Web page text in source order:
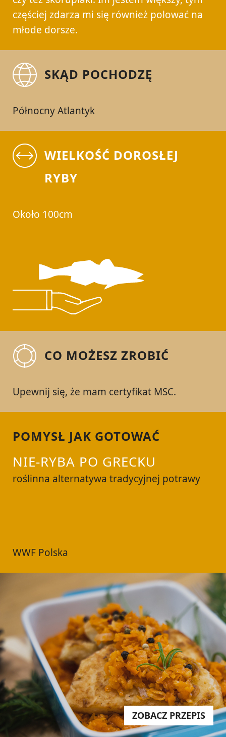
częściej zdarza mi się również polować na
młode dorsze.
SKĄD POCHODZĘ
Północny Atlantyk
WIELKOŚĆ DOROSŁEJ
RYBY
Około 100cm
CO MOŻESZ ZROBIĆ
Upewnij się, że mam certyfikat MSC.
POMYSŁ JAK GOTOWAĆ
NIE-RYBA PO GRECKU
roślinna alternatywa tradycyjnej potrawy
WWF Polska
ZOBACZ PRZEPIS